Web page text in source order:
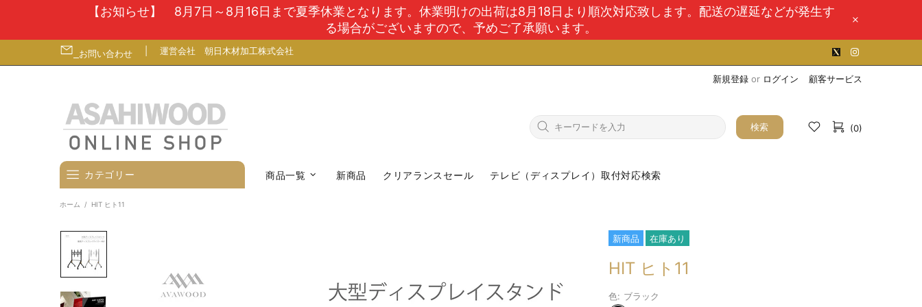
【お知らせ】 8月7日～8月16日まで夏季休業となります。休業明けの出荷は8月18日より順次対応致します。配送の遅延などが発生す
る場合がございますので、予めご了承願います。
お問い合わせ 運営会社 朝日木材加工株式会社
新規登録 or ログイン 顧客サービス
検索 (0)
カテゴリー
壁寄せテレビスタンド
テレビ台
テレビ（ディスプレイ）壁掛金
具
商品一覧 新商品 クリアランスセール テレビ（ディスプレイ）取付対応検索
ホーム HIT ヒト11
新商品 在庫あり
HIT ヒト11
色: ブラック